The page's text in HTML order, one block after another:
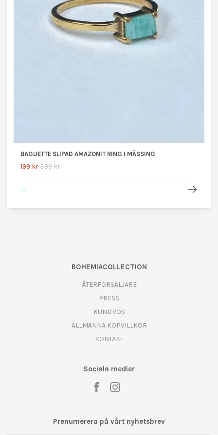
BAGUETTE SLIPAD AMAZONIT RING I MÄSSING
199 kr399 kr
BOHEMIACOLLECTION
ÅTERFÖRSÄLJARE
PRESS
KUNDROS
ALLMÄNNA KÖPVILLKOR
KONTAKT
Sociala medier
Prenumerera på vårt nyhetsbrev